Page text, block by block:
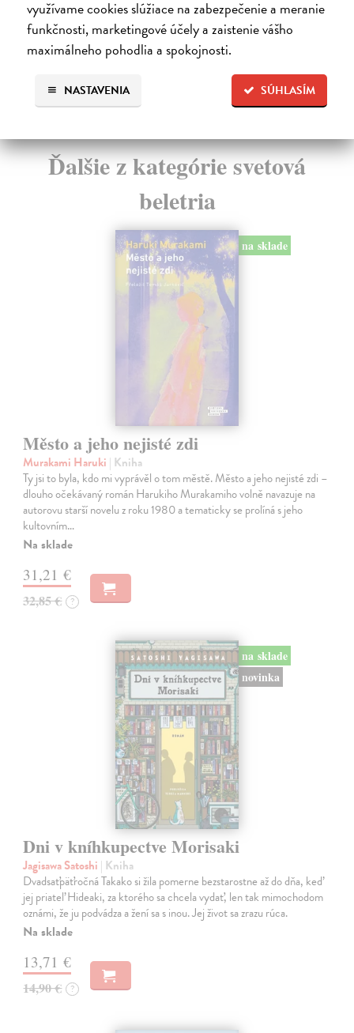
využívame cookies slúžiace na zabezpečenie a meranie
funkčnosti, marketingové účely a zaistenie vášho
maximálneho pohodlia a spokojnosti.
SÚHLASÍM
NASTAVENIA
12,92 €
13,60 € ?
Ďalšie z kategórie svetová
beletria
na sklade
Město a jeho nejisté zdi
Murakami Haruki | Kniha
Ty jsi to byla, kdo mi vyprávěl o tom městě. Město a jeho nejisté zdi –
dlouho očekávaný román Harukiho Murakamiho volně navazuje na
autorovu starší novelu z roku 1980 a tematicky se prolíná s jeho
kultovním…
Na sklade
31,21 €
32,85 € ?
na sklade
novinka
Dni v kníhkupectve Morisaki
Jagisawa Satoshi | Kniha
Dvadsaťpäťročná Takako si žila pomerne bezstarostne až do dňa, keď
jej priateľ Hideaki, za ktorého sa chcela vydať, len tak mimochodom
oznámi, že ju podvádza a žení sa s inou. Jej život sa zrazu rúca.
Na sklade
13,71 €
14,90 € ?